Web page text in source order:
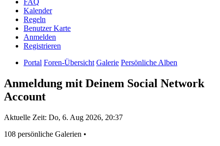
FAQ
Kalender
Regeln
Benutzer Karte
Anmelden
Registrieren
Portal Foren-Übersicht Galerie Persönliche Alben
Anmeldung mit Deinem Social Network
Account
Aktuelle Zeit: Do, 6. Aug 2026, 20:37
108 persönliche Galerien •